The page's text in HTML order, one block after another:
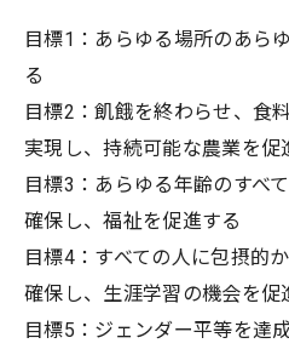
目標1：あらゆる場所のあら
る
目標2：飢餓を終わらせ、食
実現し、持続可能な農業を促
目標3：あらゆる年齢のすべ
確保し、福祉を促進する
目標4：すべての人に包摂的
確保し、生涯学習の機会を促
目標5：ジェンダー平等を達